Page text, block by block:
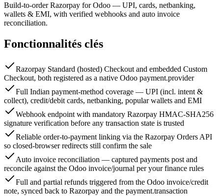
Build-to-order Razorpay for Odoo — UPI, cards, netbanking,
wallets & EMI, with verified webhooks and auto invoice
reconciliation.
Fonctionnalités clés
Razorpay Standard (hosted) Checkout and embedded Custom
Checkout, both registered as a native Odoo payment.provider
Full Indian payment-method coverage — UPI (incl. intent &
collect), credit/debit cards, netbanking, popular wallets and EMI
Webhook endpoint with mandatory Razorpay HMAC-SHA256
signature verification before any transaction state is trusted
Reliable order-to-payment linking via the Razorpay Orders API
so closed-browser redirects still confirm the sale
Auto invoice reconciliation — captured payments post and
reconcile against the Odoo invoice/journal per your finance rules
Full and partial refunds triggered from the Odoo invoice/credit
note, synced back to Razorpay and the payment.transaction